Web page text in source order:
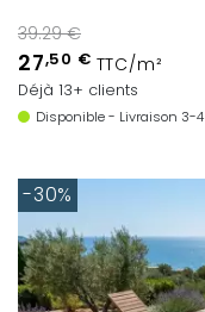
39.29 €
27,50 € TTC/m²
Déjà 13+ clients
Disponible - Livraison 3-
-30%